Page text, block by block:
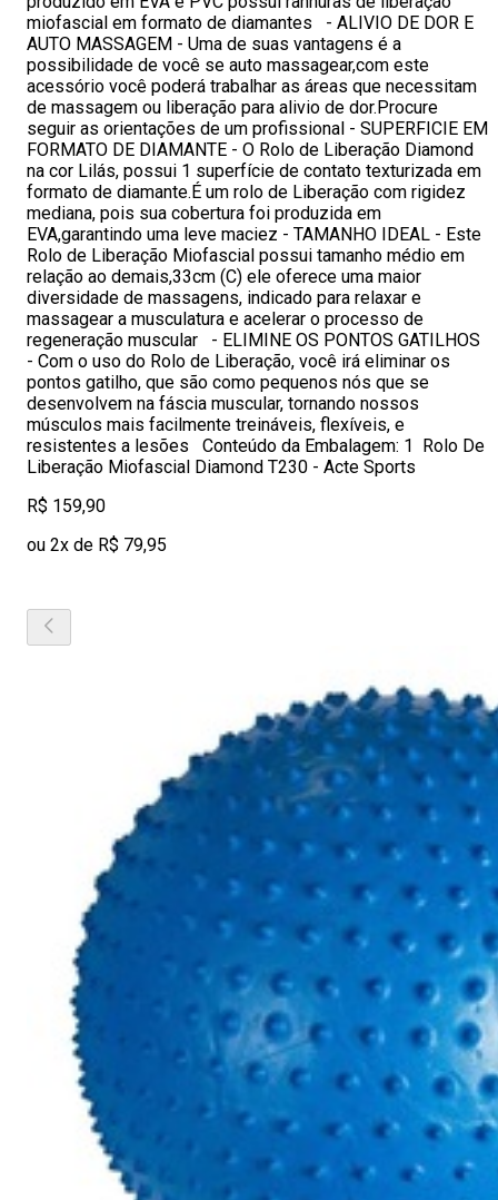
miofascial em formato de diamantes - ALIVIO DE DOR E
AUTO MASSAGEM - Uma de suas vantagens é a
possibilidade de você se auto massagear,com este
acessório você poderá trabalhar as áreas que necessitam
de massagem ou liberação para alivio de dor.Procure
seguir as orientações de um profissional - SUPERFICIE EM
FORMATO DE DIAMANTE - O Rolo de Liberação Diamond
na cor Lilás, possui 1 superfície de contato texturizada em
formato de diamante.É um rolo de Liberação com rigidez
mediana, pois sua cobertura foi produzida em
EVA,garantindo uma leve maciez - TAMANHO IDEAL - Este
Rolo de Liberação Miofascial possui tamanho médio em
relação ao demais,33cm (C) ele oferece uma maior
diversidade de massagens, indicado para relaxar e
massagear a musculatura e acelerar o processo de
regeneração muscular - ELIMINE OS PONTOS GATILHOS
- Com o uso do Rolo de Liberação, você irá eliminar os
pontos gatilho, que são como pequenos nós que se
desenvolvem na fáscia muscular, tornando nossos
músculos mais facilmente treináveis, flexíveis, e
resistentes a lesões Conteúdo da Embalagem: 1 Rolo De
Liberação Miofascial Diamond T230 - Acte Sports
R$ 159,90
ou 2x de R$ 79,95